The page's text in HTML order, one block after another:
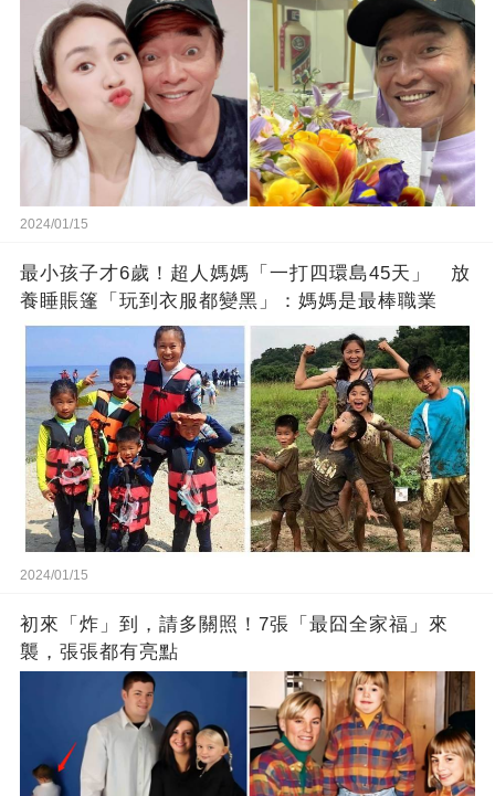
2024/01/15
最小孩子才6歲！超人媽媽「一打四環島45天」 放
養睡賬篷「玩到衣服都變黑」：媽媽是最棒職業
2024/01/15
初來「炸」到，請多關照！7張「最囧全家福」來
襲，張張都有亮點